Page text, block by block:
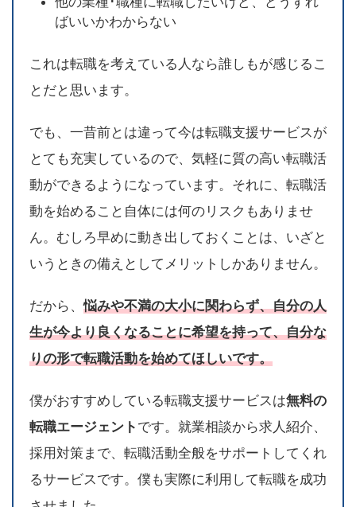
ばいいかわからない
これは転職を考えている人なら誰しもが感じるこ
とだと思います。
でも、一昔前とは違って今は転職支援サービスが
とても充実しているので、気軽に質の高い転職活
動ができるようになっています。それに、転職活
動を始めること自体には何のリスクもありませ
ん。むしろ早めに動き出しておくことは、いざと
いうときの備えとしてメリットしかありません。
だから、悩みや不満の大小に関わらず、自分の人
生が今より良くなることに希望を持って、自分な
りの形で転職活動を始めてほしいです。
僕がおすすめしている転職支援サービスは無料の
転職エージェント です。就業相談から求人紹介、
採用対策まで、転職活動全般をサポートしてくれ
るサービスです。僕も実際に利用して転職を成功